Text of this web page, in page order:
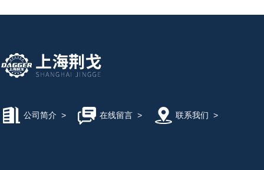
公司简介 > 在线留言> 联系我们 >